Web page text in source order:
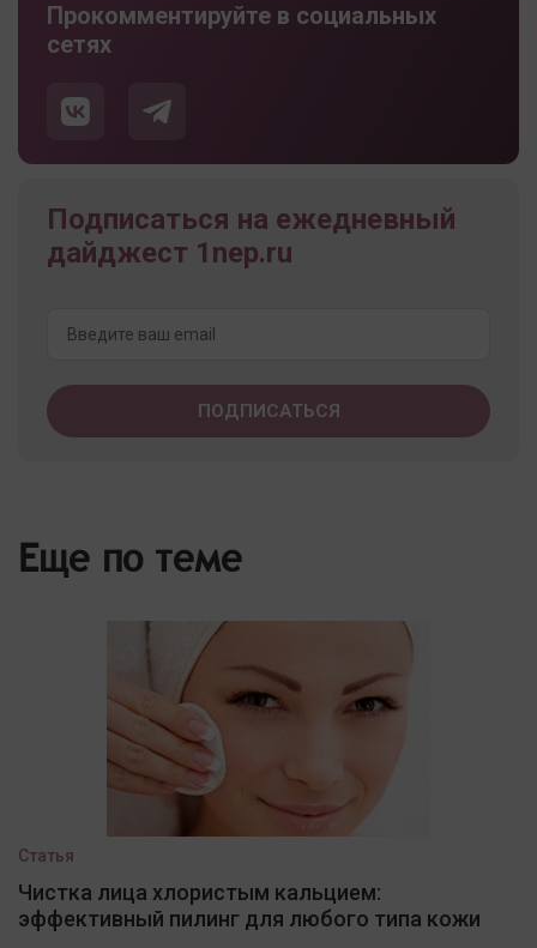
Прокомментируйте в социальных
сетях
Подписаться на ежедневный
дайджест 1nep.ru
Еще по теме
Статья
Чистка лица хлористым кальцием:
эффективный пилинг для любого типа кожи